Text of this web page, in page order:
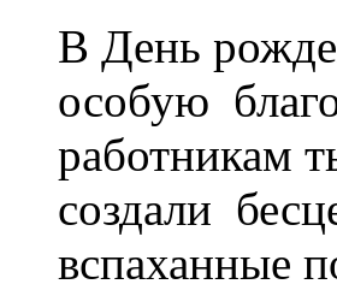
В День
особую
работникам
создали
вспаханные